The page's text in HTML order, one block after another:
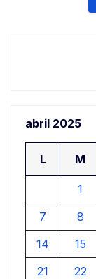
abril 2025
L M
1
7
8
14
15
21
22